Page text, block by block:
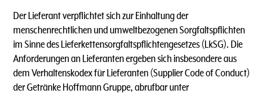
Der Lieferant verpflichtet sich zur Einhaltung der
menschenrechtlichen und umweltbezogenen Sorgfaltspflichten
im Sinne des Lieferkettensorgfaltspflichtengesetzes (LkSG). Die
Anforderungen an Lieferanten ergeben sich insbesondere aus
dem Verhaltenskodex für Lieferanten (Supplier Code of Conduct)
der Getränke Hoffmann Gruppe, abrufbar unter